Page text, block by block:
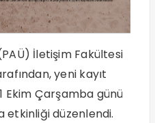
İletişim Fakültesi
yeni kayıt
Ekim Çarşamba günü
etkinliği düzenlendi.